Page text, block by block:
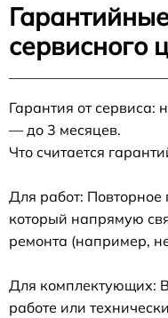
сервисного
Гарантия от сервиса:
— до 3 месяцев.
Что считается
Для работ: Повторное
который напрямую
ремонта (например,
Для комплектующих:
работе или